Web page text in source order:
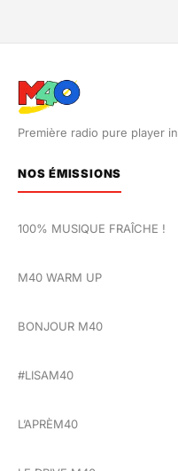
Première radio pure player
NOS ÉMISSIONS
100% MUSIQUE FRAÎCHE !
M40 WARM UP
BONJOUR M40
#LISAM40
L’APRÈM40